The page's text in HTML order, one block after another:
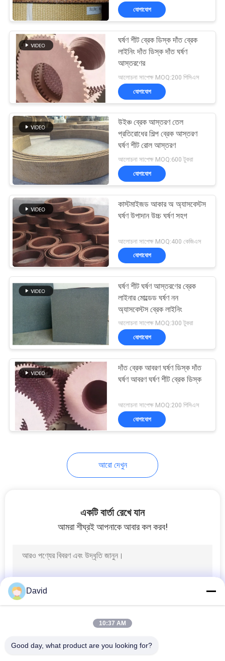
যোগাযোগ
ঘর্ষণ শীট ব্রেক ডিস্ক দাঁত ব্রেক
লাইনিং দাঁত ডিস্ক দাঁত ঘর্ষণ
আস্তরণের
আলোচনা সাপেক্ষ MOQ:200 পিসিএস
যোগাযোগ
উইঞ্চ ব্রেক আস্তরণ তেল
প্রতিরোধের শিল্প ব্রেক আস্তরণ
ঘর্ষণ শীট রোল আস্তরণ
আলোচনা সাপেক্ষ MOQ:600 টুকরা
যোগাযোগ
কাস্টমাইজড আকার অ অ্যাসবেস্টস
ঘর্ষণ উপাদান উচ্চ ঘর্ষণ সহগ
আলোচনা সাপেক্ষ MOQ:400 কেজিএস
যোগাযোগ
ঘর্ষণ শীট ঘর্ষণ আস্তরণের ব্রেক
লাইনার মোল্ডেড ঘর্ষণ নন
অ্যাসবেস্টস ব্রেক লাইনিং
আলোচনা সাপেক্ষ MOQ:300 টুকরা
যোগাযোগ
দাঁত ব্রেক আবরণ ঘর্ষণ ডিস্ক দাঁত
ঘর্ষণ আবরণ ঘর্ষণ শীট ব্রেক ডিস্ক
আলোচনা সাপেক্ষ MOQ:200 পিসিএস
যোগাযোগ
আরো দেখুন
একটি বার্তা রেখে যান
আমরা শীঘ্রই আপনাকে আবার কল করব!
David
10:37 AM
Good day, what product are you looking for?